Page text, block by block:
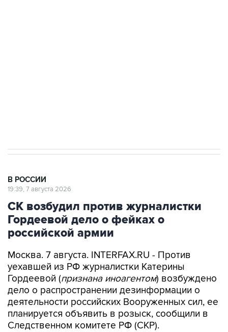
В РОССИИ
19:39, 7 августа 2026
СК возбудил против журналистки
Гордеевой дело о фейках о
российской армии
Москва. 7 августа. INTERFAX.RU - Против
уехавшей из РФ журналистки Катерины
Гордеевой (признана иноагентом) возбуждено
дело о распространении дезинформации о
деятельности российских Вооруженных сил, ее
планируется объявить в розыск, сообщили в
Следственном комитете РФ (СКР).